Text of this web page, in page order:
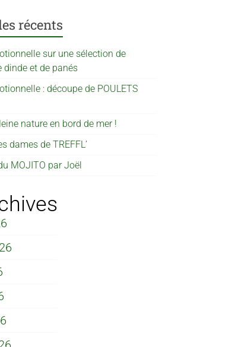
récents
sur une sélection de
dinde et de panés
: découpe de POULETS
nature en bord de mer !
dames de TREFFL’
MOJITO par Joël